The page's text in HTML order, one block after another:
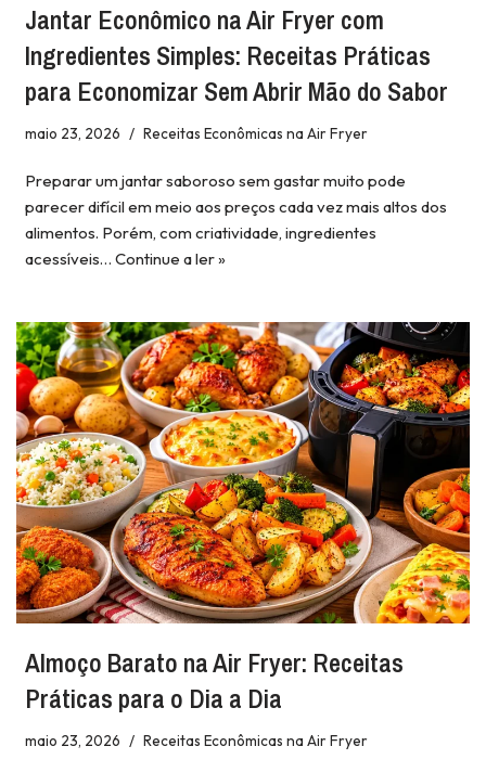
Jantar Econômico na Air Fryer com
Ingredientes Simples: Receitas Práticas
para Economizar Sem Abrir Mão do Sabor
maio 23, 2026 Receitas Econômicas na Air Fryer
Preparar um jantar saboroso sem gastar muito pode
parecer difícil em meio aos preços cada vez mais altos dos
alimentos. Porém, com criatividade, ingredientes
acessíveis… Continue a ler »
Almoço Barato na Air Fryer: Receitas
Práticas para o Dia a Dia
maio 23, 2026 Receitas Econômicas na Air Fryer